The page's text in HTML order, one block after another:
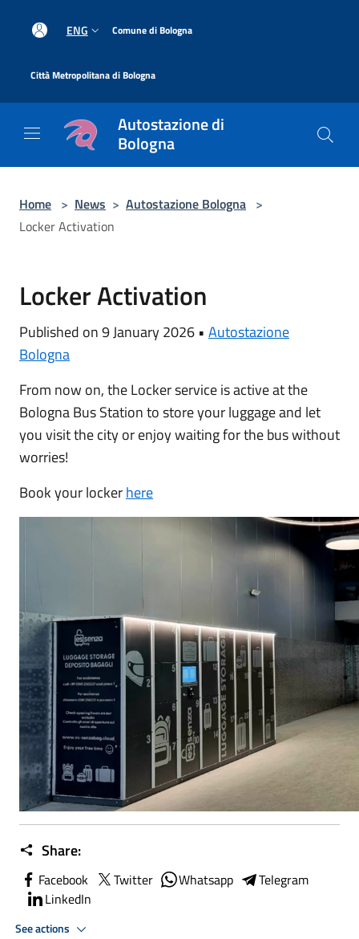
ENG Comune di Bologna
Città Metropolitana di Bologna
Autostazione di
Bologna
Home > News > Autostazione Bologna >
Locker Activation
Locker Activation
Published on 9 January 2026 • Autostazione
Bologna
From now on, the Locker service is active at the
Bologna Bus Station to store your luggage and let
you visit the city or enjoy waiting for the bus without
worries!
Book your lockerhere
Share:
Facebook Twitter Whatsapp
Telegram
LinkedIn
See actions